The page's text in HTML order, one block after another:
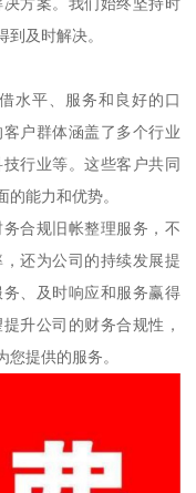
及时解决。
水平、服务和良好的口
户群体涵盖了多个行业
行业等。这些客户共同
能力和优势。
合规旧帐整理服务，不
还为公司的持续发展提
、及时响应和服务赢得
升公司的财务合规性，
提供的服务。